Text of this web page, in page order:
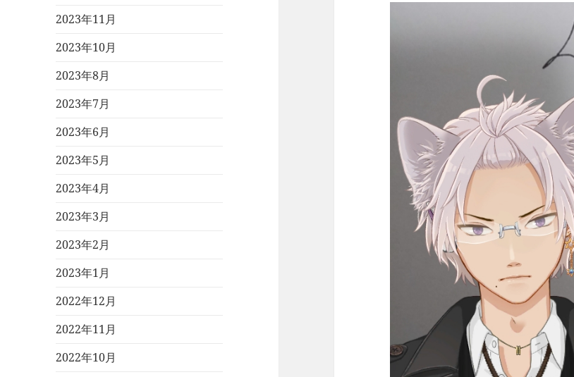
2023年11月
2023年10月
2023年8月
2023年7月
2023年6月
2023年5月
2023年4月
2023年3月
2023年2月
2023年1月
2022年12月
2022年11月
2022年10月